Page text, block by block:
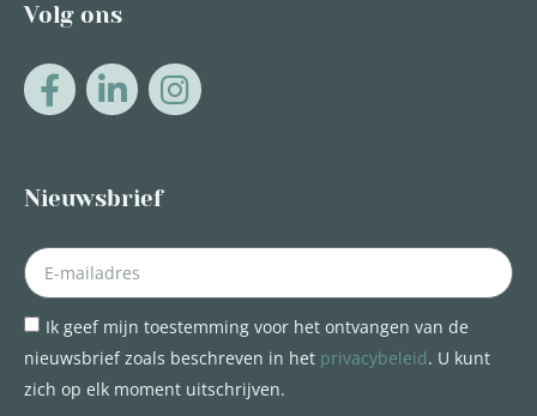
Volg ons
Nieuwsbrief
Ik geef mijn toestemming voor het ontvangen van de
nieuwsbrief zoals beschreven in het privacybeleid. U kunt
zich op elk moment uitschrijven.